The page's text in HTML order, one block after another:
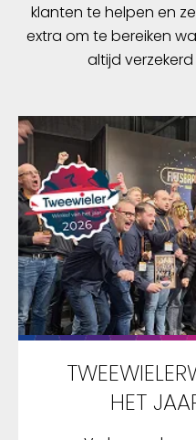
klanten te helpen en
extra om te bereiken
altijd
HET